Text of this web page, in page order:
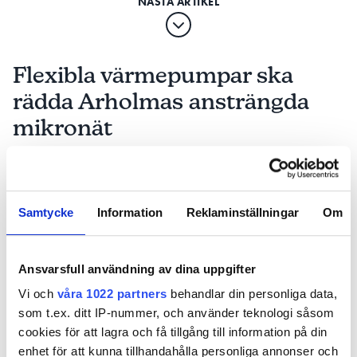
Samtycke Information Reklaminställningar Om
Ansvarsfull användning av dina uppgifter
Vi och våra 1022 partners behandlar din personliga data,
som t.ex. ditt IP-nummer, och använder teknologi såsom
cookies för att lagra och få tillgång till information på din
enhet för att kunna tillhandahålla personliga annonser och
– Det tycker jag mer hör till
större installationer som
det gäller luft/luft är väl
egentligen anslutningen
mellan inne- och utedel inte
samma utrustning, säger
Cristian Österlund-Karlsson.
Utöver tillverkarnas anvisningar ser han flera
fördelar med flexibel gummikabel (till exempel
luft/luftvärmepump är en maskin som kan vibrera
och utedelen sitter ofta rörlig på ett stativ. Då är det
bra med en anslutningskabel som tål rörelser. En
EXLQ-kabel är inte gjord för att röra sig, och det kan
i värsta fall leda till materialutmattning.
Flexibla värmepumpar ska
rädda Arholmas ansträngda
mikronät
15 JAN 2026